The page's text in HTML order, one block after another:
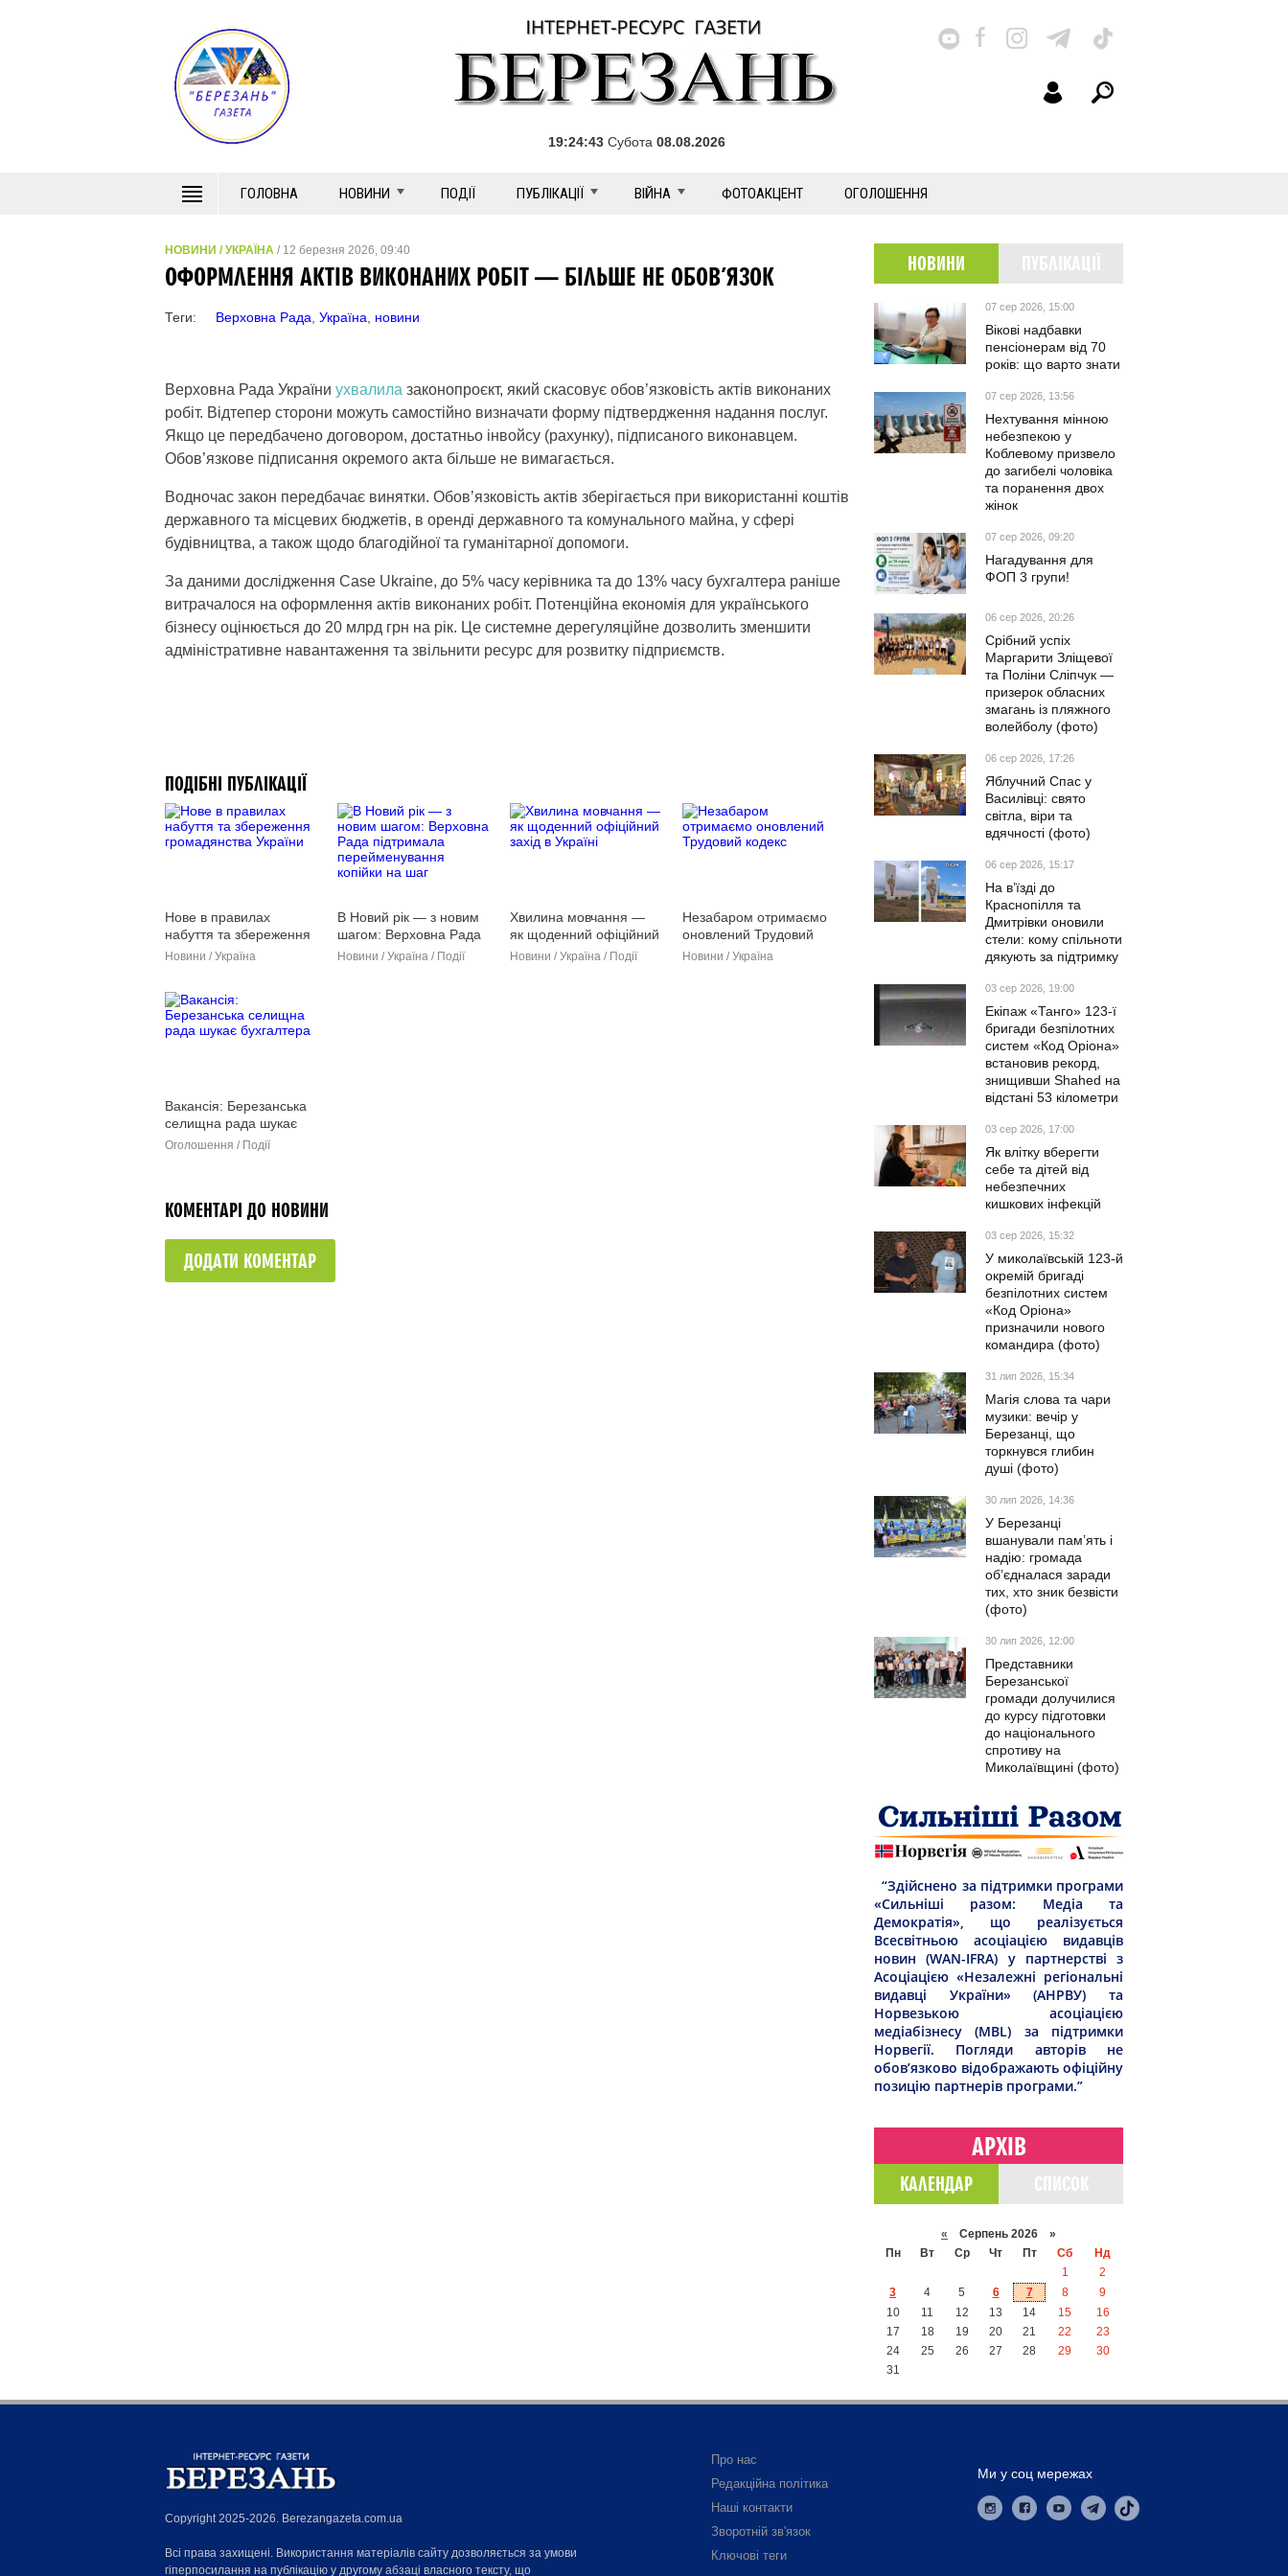
19:24:44 Субота 08.08.2026
ГОЛОВНА НОВИНИ ПОДІЇ ПУБЛІКАЦІЇ ВІЙНА ФОТОАКЦЕНТ ОГОЛОШЕННЯ
НОВИНИ /УКРАЇНА / 12 березня 2026, 09:40
ОФОРМЛЕННЯ АКТІВ ВИКОНАНИХ РОБІТ — БІЛЬШЕ НЕ ОБОВ’ЯЗОК
Теги: Верховна Рада Україна новини
Верховна Рада України ухвалила законопроєкт, який скасовує обов’язковість актів виконаних
робіт. Відтепер сторони можуть самостійно визначати форму підтвердження надання послуг.
Якщо це передбачено договором, достатньо інвойсу (рахунку), підписаного виконавцем.
Обов’язкове підписання окремого акта більше не вимагається.
Водночас закон передбачає винятки. Обов’язковість актів зберігається при використанні коштів
державного та місцевих бюджетів, в оренді державного та комунального майна, у сфері
будівництва, а також щодо благодійної та гуманітарної допомоги.
За даними дослідження Case Ukraine, до 5% часу керівника та до 13% часу бухгалтера раніше
витрачалося на оформлення актів виконаних робіт. Потенційна економія для українського
бізнесу оцінюється до 20 млрд грн на рік. Це системне дерегуляційне дозволить зменшити
адміністративне навантаження та звільнити ресурс для розвитку підприємств.
ПОДІБНІ ПУБЛІКАЦІЇ
Нове в правилах
набуття та збереження
громадянства України
Новини / Україна
В Новий рік — з новим
шагом: Верховна Рада
підтримала
Новини / Україна / Події
Хвилина мовчання —
як щоденний офіційний
захід в Україні
Новини / Україна / Події
Незабаром отримаємо
оновлений Трудовий
кодекс
Новини / Україна
Вакансія: Березанська
селищна рада шукає
бухгалтера
Оголошення / Події
КОМЕНТАРІ ДО НОВИНИ
ДОДАТИ КОМЕНТАР
НОВИНИ
07 сер 2026, 15:00
Вікові надбавки
пенсіонерам від 70
років: що варто знати
07 сер 2026, 13:56
Нехтування мінною
небезпекою у
Коблевому призвело
до загибелі чоловіка
та поранення двох
жінок
07 сер 2026, 09:20
Нагадування для
ФОП 3 групи!
06 сер 2026, 20:26
Срібний успіх
Маргарити Зліщевої
та Поліни Сліпчук —
призерок обласних
змагань із пляжного
волейболу (фото)
06 сер 2026, 17:26
Яблучний Спас у
Василівці: свято
світла, віри та
вдячності (фото)
06 сер 2026, 15:17
На в’їзді до
Краснопілля та
Дмитрівки оновили
стели: кому спільноти
дякують за підтримку
03 сер 2026, 19:00
Екіпаж «Танго» 123-ї
бригади безпілотних
систем «Код Оріона»
встановив рекорд,
знищивши Shahed на
відстані 53 кілометри
03 сер 2026, 17:00
Як влітку вберегти
себе та дітей від
небезпечних
кишкових інфекцій
03 сер 2026, 15:32
У миколаївській 123-й
окремій бригаді
безпілотних систем
«Код Оріона»
призначили нового
командира (фото)
31 лип 2026, 15:34
Магія слова та чари
музики: вечір у
Березанці, що
торкнувся глибин
душі (фото)
30 лип 2026, 14:36
У Березанці
вшанували пам’ять і
надію: громада
об’єдналася заради
тих, хто зник безвісти
(фото)
30 лип 2026, 12:00
Представники
Березанської
громади долучилися
до курсу підготовки
до національного
спротиву на
Миколаївщині (фото)
“Здійснено за підтримки програми
«Сильніші разом: Медіа та
Демократія», що реалізується
Всесвітньою асоціацією видавців
новин (WAN-IFRA) у партнерстві з
Асоціацією «Незалежні регіональні
видавці України» (АНРВУ) та
Норвезькою асоціацією
медіабізнесу (MBL) за підтримки
Норвегії. Погляди авторів не
обов’язково відображають офіційну
позицію партнерів програми.”
АРХІВ
КАЛЕНДАР
« Серпень 2026 »
Пн
Вт Ср Чт Пт Сб
Нд
1
2
3
4 5 6 7 8
9
10
11 12 13 14 15
16
17
18 19 20 21 22
23
24
25 26 27 28 29
30
31
Copyright 2025-2026. Berezangazeta.com.ua
Всі права захищені. Використання матеріалів сайту дозволяється за умови
гіперпосилання на публікацію у другому абзаці власного тексту, що
Про нас
Редакційна політика
Наші контакти
Зворотній зв'язок
Ключові теги
Ми у соц мережах